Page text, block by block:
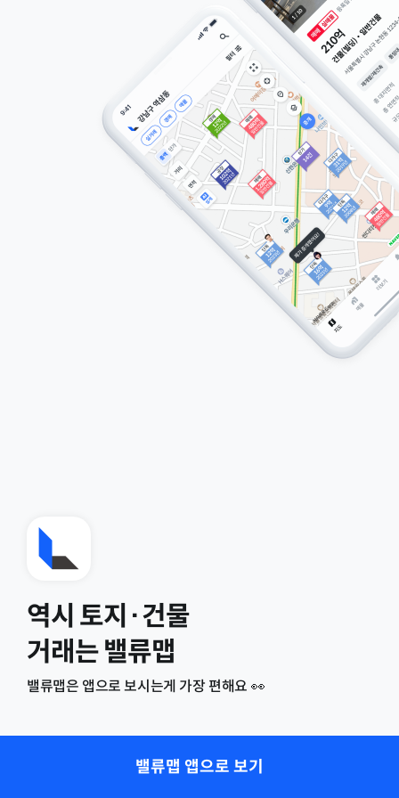
역시 토지·건물
거래는 밸류맵
밸류맵은 앱으로 보시는게 가장 편해요 👀
밸류맵 앱으로 보기